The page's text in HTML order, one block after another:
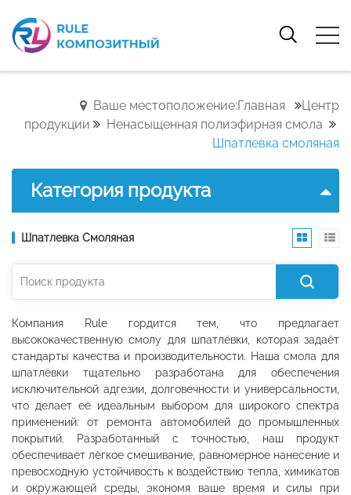
Ваше местоположение:Главная
Центр
продукции
Ненасыщенная полиэфирная смола
Шпатлевка смоляная
Категория продукта
Шпатлевка Смоляная
Компания Rule гордится тем, что предлагает
высококачественную смолу для шпатлёвки, которая задаёт
стандарты качества и производительности. Наша смола для
шпатлёвки тщательно разработана для обеспечения
исключительной адгезии, долговечности и универсальности,
что делает её идеальным выбором для широкого спектра
применений: от ремонта автомобилей до промышленных
покрытий. Разработанный с точностью, наш продукт
обеспечивает лёгкое смешивание, равномерное нанесение и
превосходную устойчивость к воздействию тепла, химикатов
и окружающей среды, экономя ваше время и силы при